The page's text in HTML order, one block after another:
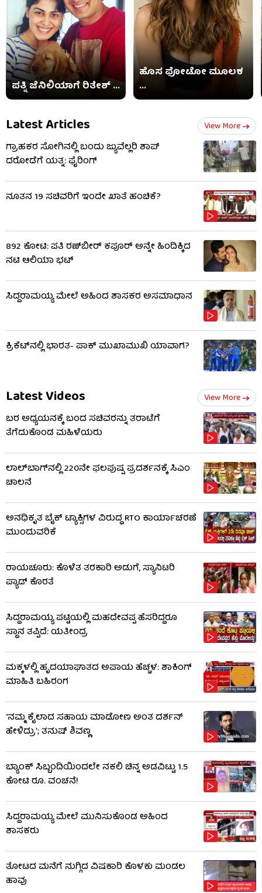
ಪತ್ನಿ ಜೆನಿಲಿಯಾಗೆ ರಿತೇಶ್ ...
ಹೊಸ ಫೋಟೋ ಮೂಲಕ
...
Latest Articles View More
ಗ್ರಾಹಕರ ಸೋಗಿನಲ್ಲಿ ಬಂದು ಜ್ಯುವೆಲ್ಲರಿ ಶಾಪ್​​
ದರೋಡೆಗೆ ಯತ್ನ: ಫೈರಿಂಗ್
ನೂತನ 19 ಸಚಿವರಿಗೆ ಇಂದೇ ಖಾತೆ ಹಂಚಿಕೆ?
892 ಕೋಟಿ: ಪತಿ ರಣ್​​ಬೀರ್ ಕಪೂರ್ ಅನ್ನೇ ಹಿಂದಿಕ್ಕಿದ
ನಟಿ ಆಲಿಯಾ ಭಟ್
ಸಿದ್ದರಾಮಯ್ಯ ಮೇಲೆ ಅಹಿಂದ ಶಾಸಕರ ಅಸಮಾಧಾನ
ಕ್ರಿಕೆಟ್‌ನಲ್ಲಿ ಭಾರತ- ಪಾಕ್ ಮುಖಾಮುಖಿ ಯಾವಾಗ?
Latest Videos View More
ಬರ ಅಧ್ಯಯನಕ್ಕೆ ಬಂದ ಸಚಿವರನ್ನು ತರಾಟೆಗೆ
ತೆಗೆದುಕೊಂಡ ಮಹಿಳೆಯರು
ಲಾಲ್‌ಬಾಗ್​​ನಲ್ಲಿ 220ನೇ ಫಲಪುಷ್ಪ ಪ್ರದರ್ಶನಕ್ಕೆ ಸಿಎಂ
ಚಾಲನೆ
ಅನಧಿಕೃತ ಬೈಕ್ ಟ್ಯಾಕ್ಸಿಗಳ ವಿರುದ್ಧ RTO ಕಾರ್ಯಾಚರಣೆ
ಮುಂದುವರಿಕೆ
ರಾಯಚೂರು: ಕೊಳೆತ ತರಕಾರಿ ಅಡುಗೆ, ಸ್ಯಾನಿಟರಿ
ಪ್ಯಾಡ್ ಕೊರತೆ
ಸಿದ್ದರಾಮಯ್ಯ ಪಟ್ಟಿಯಲ್ಲಿ ಮಹದೇವಪ್ಪ ಹೆಸರಿದ್ದರೂ
ಸ್ಥಾನ ತಪ್ಪಿದೆ: ಯತೀಂದ್ರ
ಮಕ್ಕಳಲ್ಲಿ ಹೃದಯಾಘಾತದ ಅಪಾಯ ಹೆಚ್ಚಳ: ಶಾಕಿಂಗ್​​
ಮಾಹಿತಿ ಬಹಿರಂಗ
‘ನಮ್ಮ ಕೈಲಾದ ಸಹಾಯ ಮಾಡೋಣ ಅಂತ ದರ್ಶನ್
ಹೇಳಿದ್ರು’; ತನುಷ್ ಶಿವಣ್ಣ
ಬ್ಯಾಂಕ್ ಸಿಬ್ಬಂದಿಯಿಂದಲೇ ನಕಲಿ ಚಿನ್ನ ಅಡವಿಟ್ಟು 1.5
ಕೋಟಿ ರೂ. ವಂಚನೆ!
ಸಿದ್ದರಾಮಯ್ಯ ಮೇಲೆ ಮುನಿಸುಕೊಂಡ ಅಹಿಂದ
ಶಾಸಕರು
ತೋಟದ ಮನೆಗೆ ನುಗ್ಗಿದ ವಿಷಕಾರಿ ಕೊಳಕು ಮಂಡಲ
ಹಾವು